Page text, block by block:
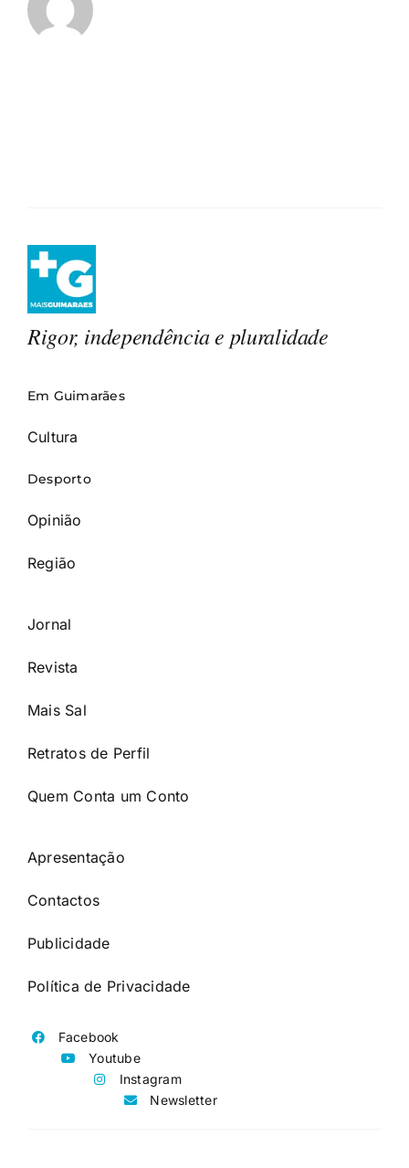
Rigor, independência e pluralidade
Em Guimarães
Cultura
Desporto
Opinião
Região
Jornal
Revista
Mais Sal
Retratos de Perfil
Quem Conta um Conto
Apresentação
Contactos
Publicidade
Política de Privacidade
Facebook
Youtube
Instagram
Newsletter